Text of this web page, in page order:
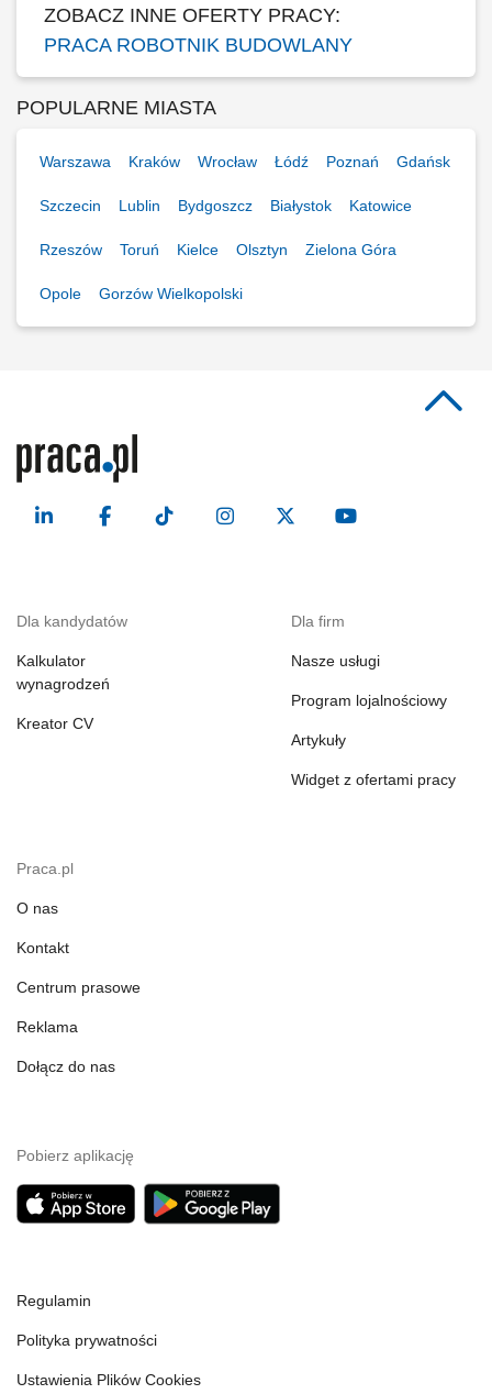
ZOBACZ INNE OFERTY PRACY:
PRACA ROBOTNIK BUDOWLANY
POPULARNE MIASTA
Warszawa Kraków Wrocław Łódź Poznań Gdańsk
Szczecin Lublin Bydgoszcz Białystok Katowice
Rzeszów Toruń Kielce Olsztyn Zielona Góra
Opole Gorzów Wielkopolski
Dla kandydatów
Kalkulator
wynagrodzeń
Kreator CV
Dla firm
Nasze usługi
Program lojalnościowy
Artykuły
Widget z ofertami pracy
Praca.pl
O nas
Kontakt
Centrum prasowe
Reklama
Dołącz do nas
Pobierz aplikację
Regulamin
Polityka prywatności
Ustawienia Plików Cookies